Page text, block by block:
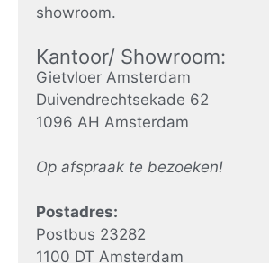
showroom.
Kantoor/ Showroom:
Gietvloer Amsterdam
Duivendrechtsekade 62
1096 AH Amsterdam
Op afspraak te bezoeken!
Postadres:
Postbus 23282
1100 DT Amsterdam